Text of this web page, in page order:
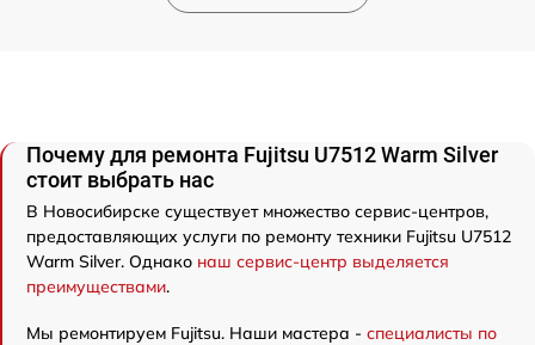
Почему для ремонта Fujitsu U7512 Warm Silver
стоит выбрать нас
В Новосибирске существует множество сервис-центров,
предоставляющих услуги по ремонту техники Fujitsu U7512
Warm Silver. Однако наш сервис-центр выделяется
преимуществами.
Мы ремонтируем Fujitsu. Наши мастера - специалисты по